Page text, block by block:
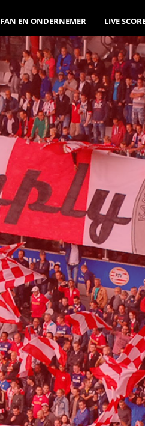
FAN EN ONDERNEMER LIVE